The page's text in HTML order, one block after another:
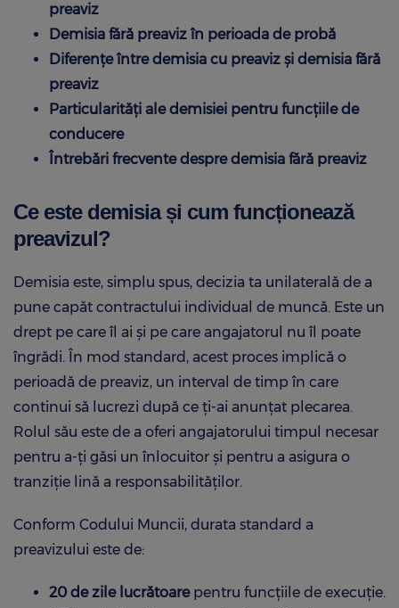
preaviz
Demisia fără preaviz în perioada de probă
Diferențe între demisia cu preaviz și demisia fără
preaviz
Particularități ale demisiei pentru funcțiile de
conducere
Întrebări frecvente despre demisia fără preaviz
Ce este demisia și cum funcționează
preavizul?
Demisia este, simplu spus, decizia ta unilaterală de a
pune capăt contractului individual de muncă. Este un
drept pe care îl ai și pe care angajatorul nu îl poate
îngrădi. În mod standard, acest proces implică o
perioadă de preaviz, un interval de timp în care
continui să lucrezi după ce ți-ai anunțat plecarea.
Rolul său este de a oferi angajatorului timpul necesar
pentru a-ți găsi un înlocuitor și pentru a asigura o
tranziție lină a responsabilităților.
Conform Codului Muncii, durata standard a
preavizului este de:
20 de zile lucrătoarepentru funcțiile de execuție.